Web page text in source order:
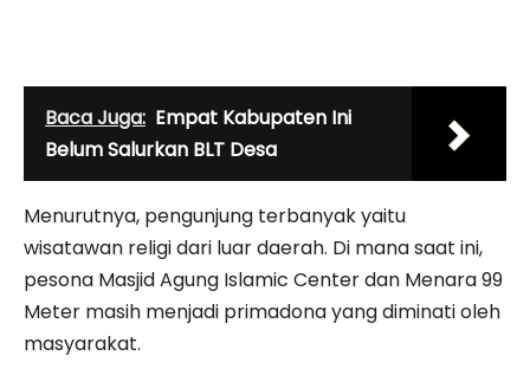
Baca Juga: Empat Kabupaten Ini
Belum Salurkan BLT Desa
Menurutnya, pengunjung terbanyak yaitu
wisatawan religi dari luar daerah. Di mana saat ini,
pesona Masjid Agung Islamic Center dan Menara 99
Meter masih menjadi primadona yang diminati oleh
masyarakat.